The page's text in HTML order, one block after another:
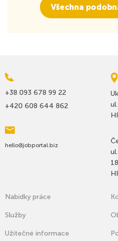
Všechna
+38 093 678 99 22
+420 608 644 862
hello@jobportal.biz
Nabídky práce
Služby
Užitečné informace